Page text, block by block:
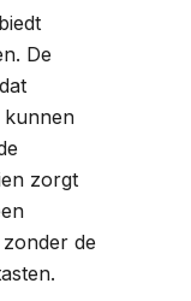
De
kunnen
zorgt
de